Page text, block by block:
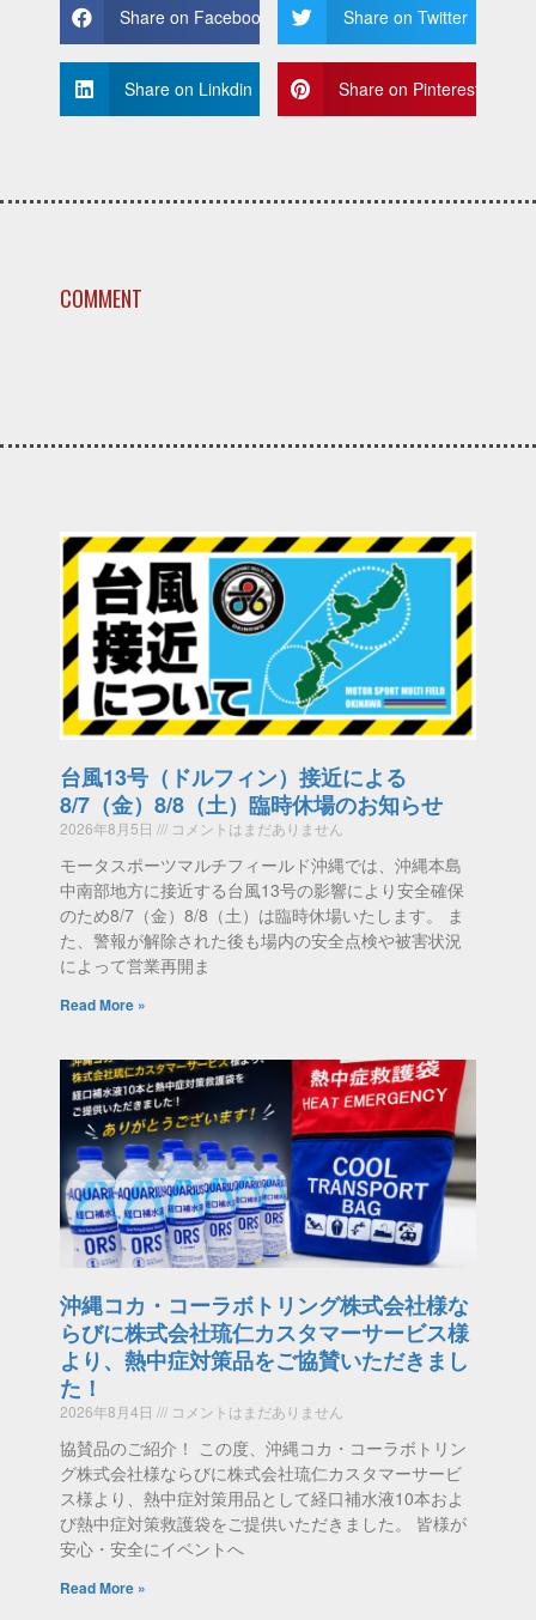
Share on Facebook Share on Twitter
Share on Linkdin Share on Pinterest
COMMENT
台風13号（ドルフィン）接近による
8/7（金）8/8（土）臨時休場のお知らせ
2026年8月5日 コメントはまだありません
モータスポーツマルチフィールド沖縄では、沖縄本島
中南部地方に接近する台風13号の影響により安全確保
のため8/7（金）8/8（土）は臨時休場いたします。 ま
た、警報が解除された後も場内の安全点検や被害状況
によって営業再開ま
Read More »
沖縄コカ・コーラボトリング株式会社様な
らびに株式会社琉仁カスタマーサービス様
より、熱中症対策品をご協賛いただきまし
た！
2026年8月4日 コメントはまだありません
協賛品のご紹介！ この度、沖縄コカ・コーラボトリン
グ株式会社様ならびに株式会社琉仁カスタマーサービ
ス様より、熱中症対策用品として経口補水液10本およ
び熱中症対策救護袋をご提供いただきました。 皆様が
安心・安全にイベントへ
Read More »